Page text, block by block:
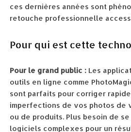
ces dernières années sont
retouche professionnelle
Pour qui est cette
Pour le grand public : Les
outils en ligne comme
sont parfaits pour corriger
imperfections de vos photos de
ou de produits. Plus besoin de
logiciels complexes pour un